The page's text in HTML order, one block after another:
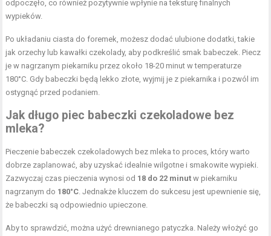
odpoczęło, co również pozytywnie wpłynie na teksturę finalnych
wypieków.
Po układaniu ciasta do foremek, możesz dodać ulubione dodatki, takie
jak orzechy lub kawałki czekolady, aby podkreślić smak babeczek. Piecz
je w nagrzanym piekarniku przez około 18-20 minut w temperaturze
180°C. Gdy babeczki będą lekko złote, wyjmij je z piekarnika i pozwól im
ostygnąć przed podaniem.
Jak długo piec babeczki czekoladowe bez
mleka?
Pieczenie babeczek czekoladowych bez mleka to proces, który warto
dobrze zaplanować, aby uzyskać idealnie wilgotne i smakowite wypieki.
Zazwyczaj czas pieczenia wynosi od 18 do 22 minut w piekarniku
nagrzanym do 180°C. Jednakże kluczem do sukcesu jest upewnienie się,
że babeczki są odpowiednio upieczone.
Aby to sprawdzić, można użyć drewnianego patyczka. Należy włożyć go